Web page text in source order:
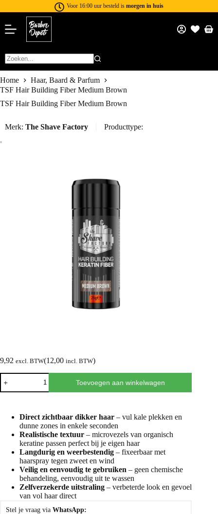
Voor 16:00 uur besteld is morgen in huis
Home
Haar, Baard & Parfum
TSF Hair Building Fiber Medium Brown
TSF Hair Building Fiber Medium Brown
Merk: The Shave Factory Producttype:
9,92 excl. BTW(12,00 incl. BTW)
Toevoegen aan winkelwagen
Direct zichtbaar dikker haar – vul kale plekken en
dunne zones in enkele seconden
Realistische textuur – microvezels van organisch
keratine passen perfect bij je eigen haar
Langdurig en weerbestendig – fixeerbaar met
haarspray tegen zweet en wind
Veilig en eenvoudig te gebruiken – geen chemische
behandeling, eenvoudig uit te wassen
Zelfverzekerde uitstraling – verbeterde look en gevoel
van vol haar direct
Stel je vraag via WhatsApp: